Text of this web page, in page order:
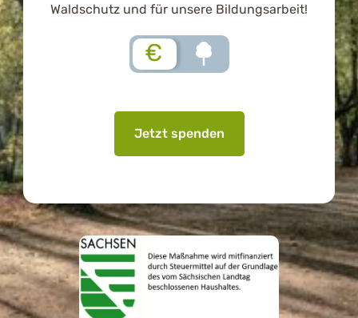
Waldschutz und für unsere Bildungsarbeit!
€
Jetzt spenden